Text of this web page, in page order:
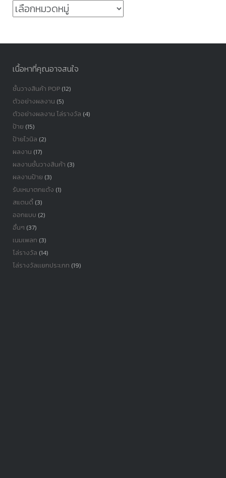
หมวด
เนื้อหาที่คุณอาจสนใจ
ชั้นวางสินค้า POP(12)
ตัวอย่างผลงาน (5)
ตัวอย่างผลงาน โล่รางวัล (4)
ป้าย (15)
ป้ายไวนิล (2)
ผลงาน (17)
ผลงานชั้นวางสินค้า (3)
ผลงานป้าย (3)
รับเหมาตกแต้ง (1)
สแตนดี้(3)
ออกแบบ (2)
อื่นๆ (37)
เนมเพลท (3)
โล่รางวัล (14)
โล่รางวัลเเยกประเภท (19)